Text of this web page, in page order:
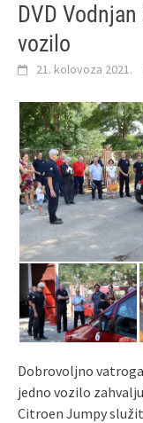
DVD
vozilo
21. kolovoza 2021.
Dobrovoljno
jedno vozilo
Citroen Jumpy